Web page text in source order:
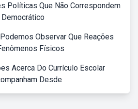
Políticas Que Não Correspondem
Observar Que Reações
Físicos
Acerca Do Currículo Escolar
Desde